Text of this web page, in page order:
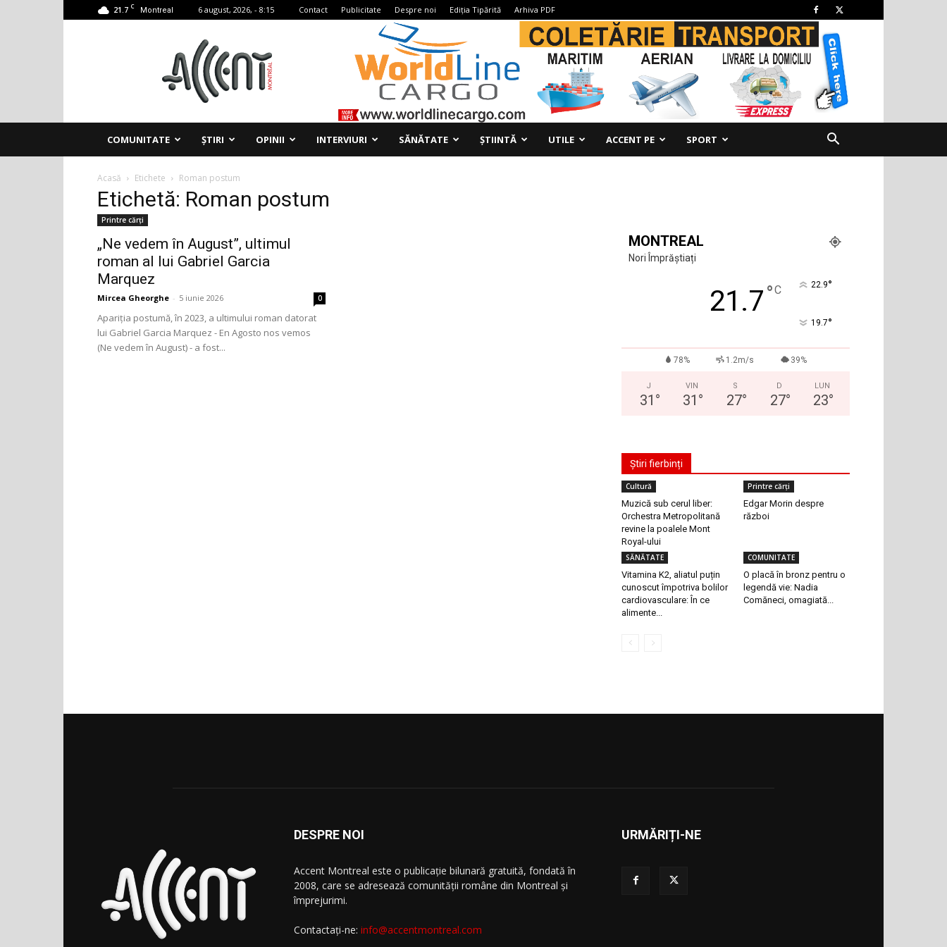
21.7 C Montreal 6 august, 2026, - 8:15 Contact Publicitate Despre noi Ediția Tipărită Arhiva PDF
Montreal
COMUNITATE ȘTIRI OPINII INTERVIURI SĂNĂTATE ȘTIINTĂ UTILE ACCENT PE SPORT
Acasă Etichete Roman postum
Etichetă: Roman postum
Printre cărți
„Ne vedem în August”, ultimul
roman al lui Gabriel Garcia
Marquez
Mircea Gheorghe - 5 iunie 2026 0
Apariția postumă, în 2023, a ultimului roman datorat
lui Gabriel Garcia Marquez - En Agosto nos vemos
(Ne vedem în August) - a fost...
MONTREAL
Nori Împrăștiați
21.7°C 22.9°
19.7°
78% 1.2m/s 39%
J
31 °
VIN
31 °
S
27°
D
27°
LUN
23°
Știri fierbinți
Cultură
Muzică sub cerul liber:
Orchestra Metropolitană
revine la poalele Mont
Royal-ului
Printre cărți
Edgar Morin despre
război
SĂNĂTATE
Vitamina K2, aliatul puțin
cunoscut împotriva bolilor
cardiovasculare: În ce
alimente...
COMUNITATE
O placă în bronz pentru o
legendă vie: Nadia
Comăneci, omagiată...
DESPRE NOI
Accent Montreal este o publicație bilunară gratuită, fondată în
2008, care se adresează comunităţii române din Montreal şi
împrejurimi.
Contactați-ne: info@accentmontreal.com
URMĂRIȚI-NE